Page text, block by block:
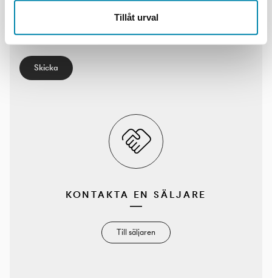
Tillåt urval
Skicka
KONTAKTA EN SÄLJARE
Till säljaren